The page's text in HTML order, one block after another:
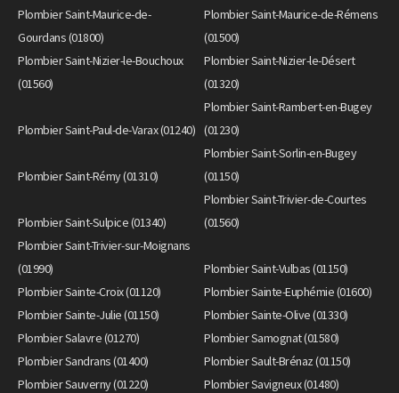
Plombier Saint-Maurice-de-
Gourdans (01800)
Plombier Saint-Maurice-de-Rémens
(01500)
Plombier Saint-Nizier-le-Bouchoux
(01560)
Plombier Saint-Nizier-le-Désert
(01320)
Plombier Saint-Paul-de-Varax (01240)
Plombier Saint-Rambert-en-Bugey
(01230)
Plombier Saint-Rémy (01310)
Plombier Saint-Sorlin-en-Bugey
(01150)
Plombier Saint-Sulpice (01340)
Plombier Saint-Trivier-de-Courtes
(01560)
Plombier Saint-Trivier-sur-Moignans
(01990)
Plombier Saint-Vulbas (01150)
Plombier Sainte-Croix (01120)
Plombier Sainte-Euphémie (01600)
Plombier Sainte-Julie (01150)
Plombier Sainte-Olive (01330)
Plombier Salavre (01270)
Plombier Samognat (01580)
Plombier Sandrans (01400)
Plombier Sault-Brénaz (01150)
Plombier Sauverny (01220)
Plombier Savigneux (01480)